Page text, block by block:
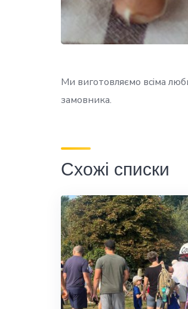
Ми виготовляємо всіма
замовника.
Схожі списки